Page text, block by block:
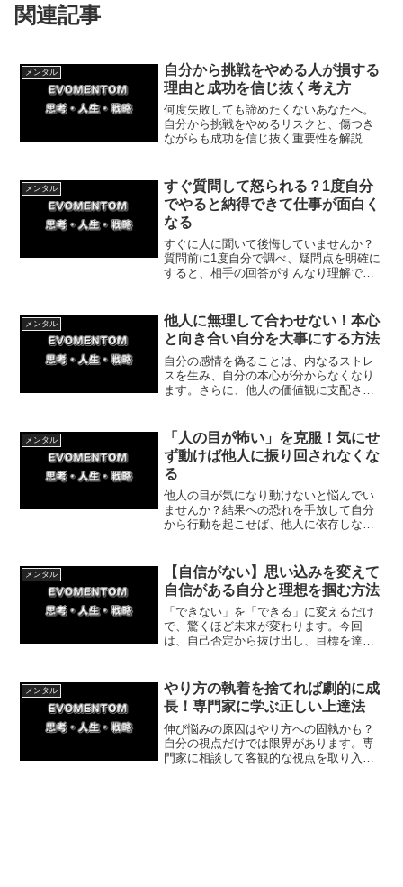
関連記事
メンタル
自分から挑戦をやめる人が損する
理由と成功を信じ抜く考え方
何度失敗しても諦めたくないあなたへ。
自分から挑戦をやめるリスクと、傷つき
ながらも成功を信じ抜く重要性を解説し
踏み出すマインドをお伝えします。諦め
ずに未来を変えましょう。
メンタル
すぐ質問して怒られる？1度自分
でやると納得できて仕事が面白く
なる
すぐに人に聞いて後悔していませんか？
質問前に1度自分で調べ、疑問点を明確に
すると、相手の回答がすんなり理解でき
いく回答を得るための具体的な質問術を
優しく解説します。
メンタル
他人に無理して合わせない！本心
と向き合い自分を大事にする方法
自分の感情を偽ることは、内なるストレ
スを生み、自分の本心が分からなくなり
ます。さらに、他人の価値観に支配され
いきます。
メンタル
「人の目が怖い」を克服！気にせ
ず動けば他人に振り回されなくな
る
他人の目が気になり動けないと悩んでい
ませんか？結果への恐れを手放して自分
から行動を起こせば、他人に依存しない
り回される現状を変えたい方は、ぜひご
一読ください。
メンタル
【自信がない】思い込みを変えて
自信がある自分と理想を掴む方法
「できない」を「できる」に変えるだけ
で、驚くほど未来が変わります。今回
は、自己否定から抜け出し、目標を達成
逆転体験談も交え、今日から人生を好転
させる秘訣をお届けします。
メンタル
やり方の執着を捨てれば劇的に成
長！専門家に学ぶ正しい上達法
伸び悩みの原因はやり方への固執かも？
自分の視点だけでは限界があります。専
門家に相談して客観的な視点を取り入れ